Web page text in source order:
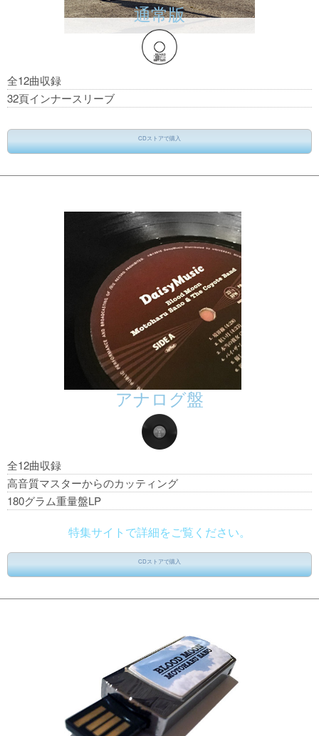
通常版
全12曲収録
32頁インナースリーブ
CDストアで購入
タワーレコード
アナログ盤
全12曲収録
高音質マスターからのカッティング
180グラム重量盤LP
特集サイトで詳細をご覧ください。
CDストアで購入
HMV